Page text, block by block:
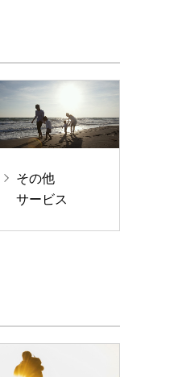
その他
サービス